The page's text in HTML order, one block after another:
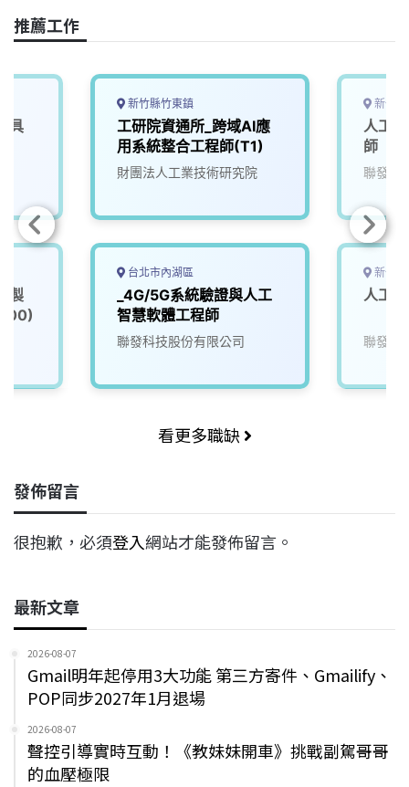
e
b
o
a
s
e
I
n
L
n
推薦工作
具
製
新竹縣竹東鎮
工研院資通所_跨域AI應
用系統整合工程師(T1)
財團法人工業技術研究院
台北市內湖區
_4G/5G系統驗證與人工
智慧軟體工程師
聯發科技股份有限公司
新竹
人工
師
聯發科
新竹
人工
聯發科
看更多職缺
發佈留言
很抱歉，必須登入網站才能發佈留言。
最新文章
2026-08-07
Gmail明年起停用3大功能 第三方寄件、Gmailify、
POP同步2027年1月退場
2026-08-07
聲控引導實時互動！《教妹妹開車》挑戰副駕哥哥
的血壓極限